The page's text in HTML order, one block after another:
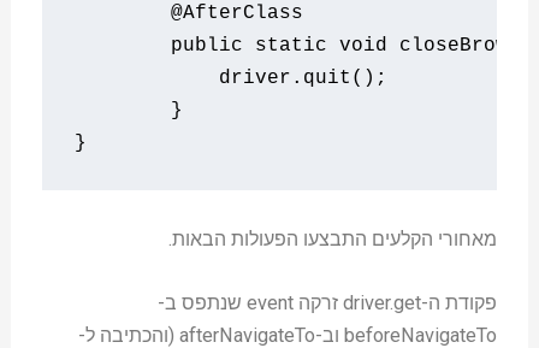
@AfterClass
public
static void
	    driver
. quit ();
}
}
מאחורי הקלעים התבצעו הפעולות הבאות.
פקודת ה-driver.get זרקה event שנתפס ב-
beforeNavigateTo וב-afterNavigateTo (והכתיבה ל-